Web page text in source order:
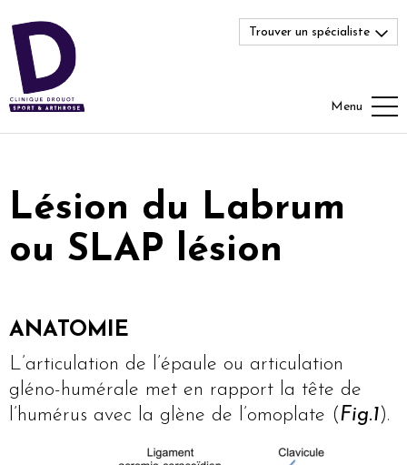
Trouver un spécialiste
Menu
Lésion du Labrum
ou SLAP lésion
ANATOMIE
L’articulation de l’épaule ou articulation
gléno-humérale met en rapport la tête de
l’humérus avec la glène de l’omoplate (Fig.1).